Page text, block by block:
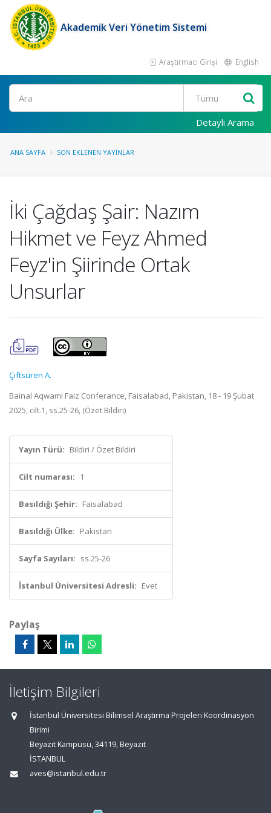
Akademik Veri Yönetim Sistemi
Araştırmacı Girişi English
Ara
Detaylı Arama
ANA SAYFA SON EKLENEN YAYINLAR
İki Çağdaş Şair: Nazım
Hikmet ve Feyz Ahmed
Feyz'in Şiirinde Ortak
Unsurlar
Çiftsüren A.
Bainal Aqwami Faiz Conferance, Faisalabad, Pakistan, 18 - 19 Şubat
2025, cilt.1, ss.25-26, (Özet Bildiri)
Yayın Türü: Bildiri / Özet Bildiri
Cilt numarası: 1
Basıldığı Şehir: Faisalabad
Basıldığı Ülke: Pakistan
Sayfa Sayıları: ss.25-26
İstanbul Üniversitesi Adresli: Evet
Paylaş
İletişim Bilgileri
İstanbul Üniversitesi Bilimsel Araştırma Projeleri Koordinasyon
Birimi
Beyazıt Kampüsü, 34119, Beyazıt
İSTANBUL
aves@istanbul.edu.tr